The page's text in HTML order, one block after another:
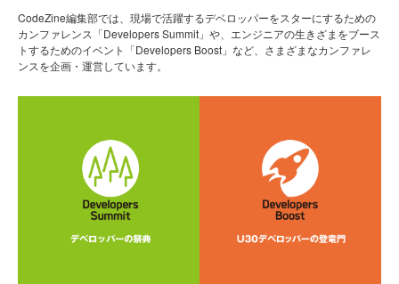
CodeZine編集部では、現場で活躍するデベロッパーをスターにするための
カンファレンス「Developers Summit」や、エンジニアの生きざまをブース
トするためのイベント「Developers Boost」など、さまざまなカンファレ
ンスを企画・運営しています。